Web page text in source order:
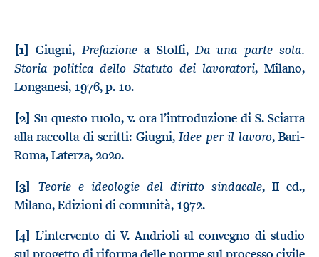
[1] Giugni, Prefazionea Stolfi, Da una parte sola.
Storia politica dello Statuto dei lavoratori, Milano,
Longanesi, 1976, p. 10.
[2] Su questo ruolo, v. ora l’introduzione di S. Sciarra
alla raccolta di scritti: Giugni,Idee per il lavoro, Bari-
Roma, Laterza, 2020.
[3] Teorie e ideologie del diritto sindacale, II ed.,
Milano, Edizioni di comunità, 1972.
[4] L’intervento di V. Andrioli al convegno di studio